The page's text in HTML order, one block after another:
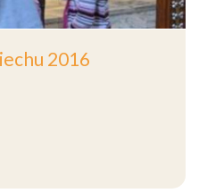
2016